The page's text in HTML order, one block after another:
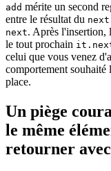
add mérite un second
entre le résultat du next
next. Après l'insertion,
le tout prochain
celui que vous venez
comportement
place.
Un piège
le même
retourner avec